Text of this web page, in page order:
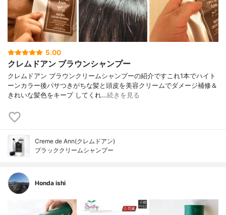
5.00
クレムドアン ブラウンシャンプー
クレムドアン ブラウンクリームシャンプーの紹介ですこれ1本でハイト
ーンカラー後パサつきがちな髪と頭皮を美容クリームでダメージ補修＆
きれいな髪色をキープ してくれ…続きを見る
Creme de Ann(クレムドアン)
ブラッククリームシャンプー
Honda ishi